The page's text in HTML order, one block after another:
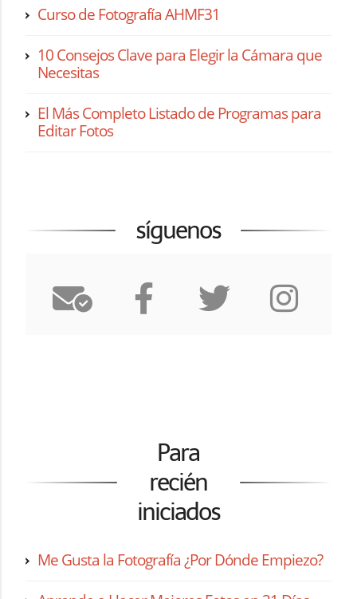
Curso de Fotografía AHMF31
10 Consejos Clave para Elegir la Cámara que
Necesitas
El Más Completo Listado de Programas para
Editar Fotos
síguenos
Para
recién
iniciados
Me Gusta la Fotografía ¿Por Dónde Empiezo?